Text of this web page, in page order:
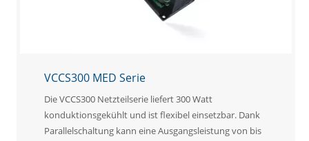
VCCS300 MED Serie
Die VCCS300 Netzteilserie liefert 300 Watt
konduktionsgekühlt und ist flexibel einsetzbar. Dank
Parallelschaltung kann eine Ausgangsleistung von bis